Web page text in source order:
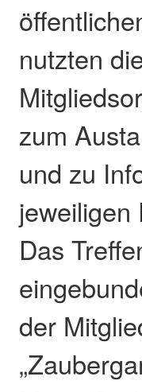
nutzten
zum
und zu
jeweiligen
Das
der